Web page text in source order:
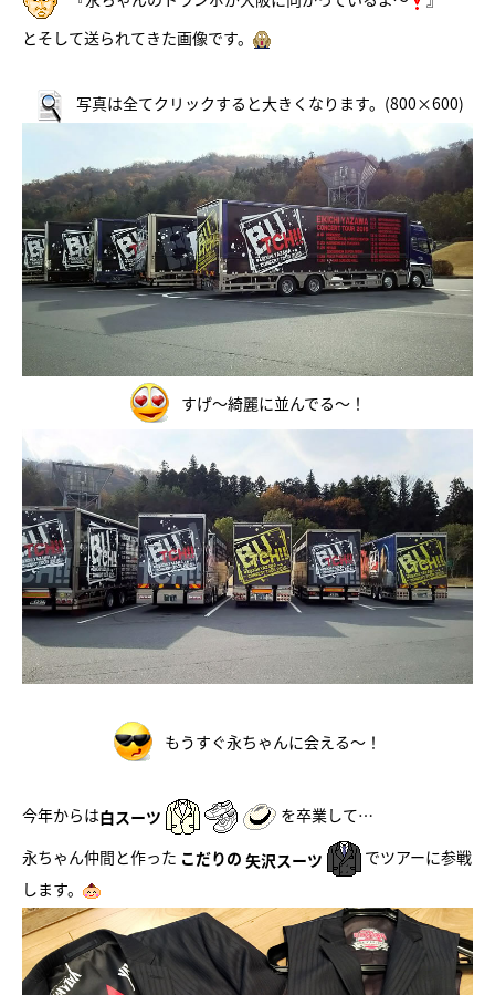
とそして送られてきた画像です。
写真は全てクリックすると大きくなります。(800×600)
すげ～綺麗に並んでる～！
もうすぐ永ちゃんに会える～！
今年からは白スーツ
を卒業して…
永ちゃん仲間と作った こだりの 矢沢スーツ
でツアーに参戦
します。